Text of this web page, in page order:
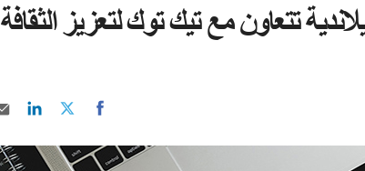
تتعاون مع تيك توك لتعزيز الثقافة